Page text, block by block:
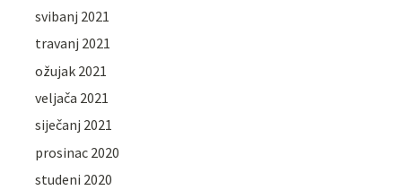
svibanj 2021
travanj 2021
ožujak 2021
veljača 2021
siječanj 2021
prosinac 2020
studeni 2020